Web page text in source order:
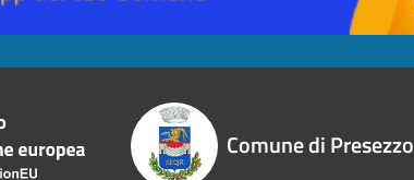
Comune di Presezzo